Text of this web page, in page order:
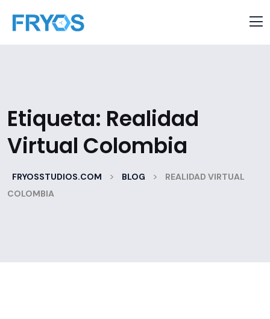
Etiqueta: Realidad
Virtual Colombia
FRYOSSTUDIOS.COM > BLOG >
REALIDAD VIRTUAL
COLOMBIA